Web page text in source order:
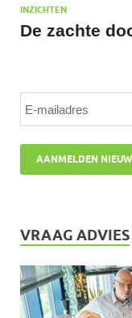
INZICHTEN
De zachte
VRAAG ADVIES